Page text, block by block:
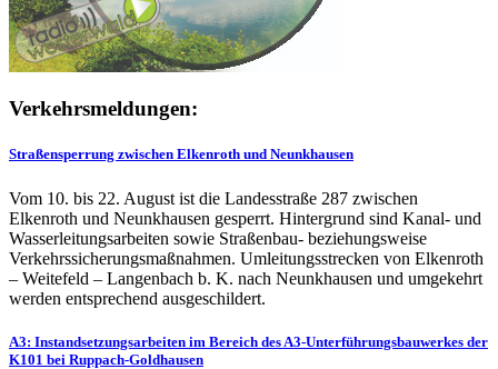
Verkehrsmeldungen:
Straßensperrung zwischen Elkenroth und Neunkhausen
Vom 10. bis 22. August ist die Landesstraße 287 zwischen
Elkenroth und Neunkhausen gesperrt. Hintergrund sind Kanal- und
Wasserleitungsarbeiten sowie Straßenbau- beziehungsweise
Verkehrssicherungsmaßnahmen. Umleitungsstrecken von Elkenroth
– Weitefeld – Langenbach b. K. nach Neunkhausen und umgekehrt
werden entsprechend ausgeschildert.
A3: Instandsetzungsarbeiten im Bereich des A3-Unterführungsbauwerkes der
K101 bei Ruppach-Goldhausen